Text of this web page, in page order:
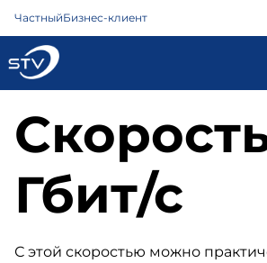
ЧастныйБизнес-клиент
kontakt@stv.ee
ТВ
Гбит/с
С этой скоростью можно